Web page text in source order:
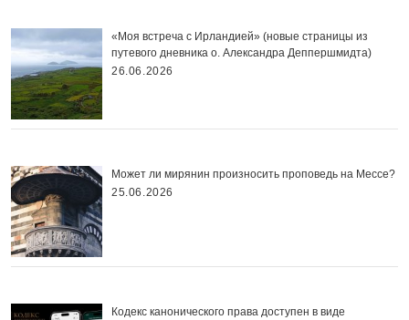
«Моя встреча с Ирландией» (новые страницы из
путевого дневника о. Александра Деппершмидта)
26.06.2026
Может ли мирянин произносить проповедь на Мессе?
25.06.2026
Кодекс канонического права доступен в виде